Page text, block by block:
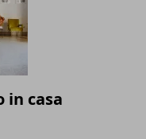
in casa